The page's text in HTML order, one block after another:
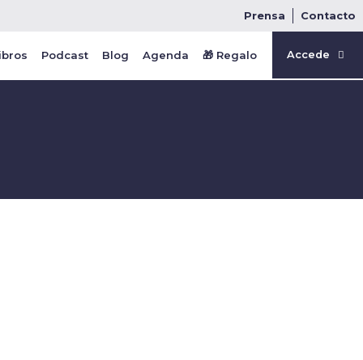
Prensa Contacto
Podcast Blog Agenda 🎁 Regalo Accede